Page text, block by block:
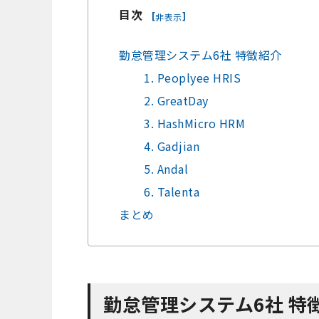
目次 [非表示]
勤怠管理システム6社 特徴紹介
1. Peoplyee HRIS
2. GreatDay
3. HashMicro HRM
4. Gadjian
5. Andal
6. Talenta
まとめ
勤怠管理システム6社 特